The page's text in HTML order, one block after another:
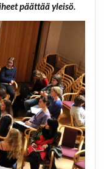
päättää yleisö.